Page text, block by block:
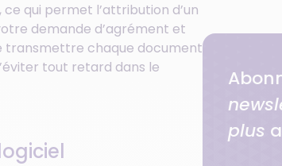
qui permet l’attribution d’un
demande d’agrément et
transmettre chaque document
tout retard dans le
plus